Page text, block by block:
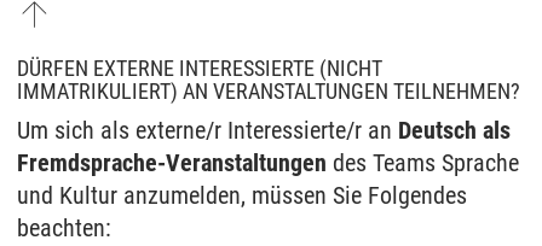
DÜRFEN EXTERNE INTERESSIERTE (NICHT
IMMATRIKULIERT) AN VERANSTALTUNGEN TEILNEHMEN?
Um sich als externe/r Interessierte/r an Deutsch als
Fremdsprache-Veranstaltungen des Teams Sprache
und Kultur anzumelden, müssen Sie Folgendes
beachten: